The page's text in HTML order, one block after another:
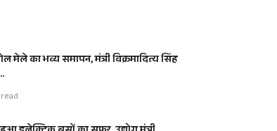
मेले का भव्य समापन, मंत्री विक्रमादित्य सिंह